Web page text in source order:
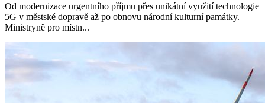
Od modernizace urgentního příjmu přes unikátní využití technologie
5G v městské dopravě až po obnovu národní kulturní památky.
Ministryně pro místn...